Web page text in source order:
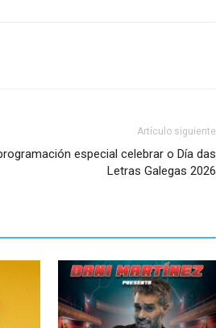
Artículo siguiente
especial celebrar o Día das
Letras Galegas 2026